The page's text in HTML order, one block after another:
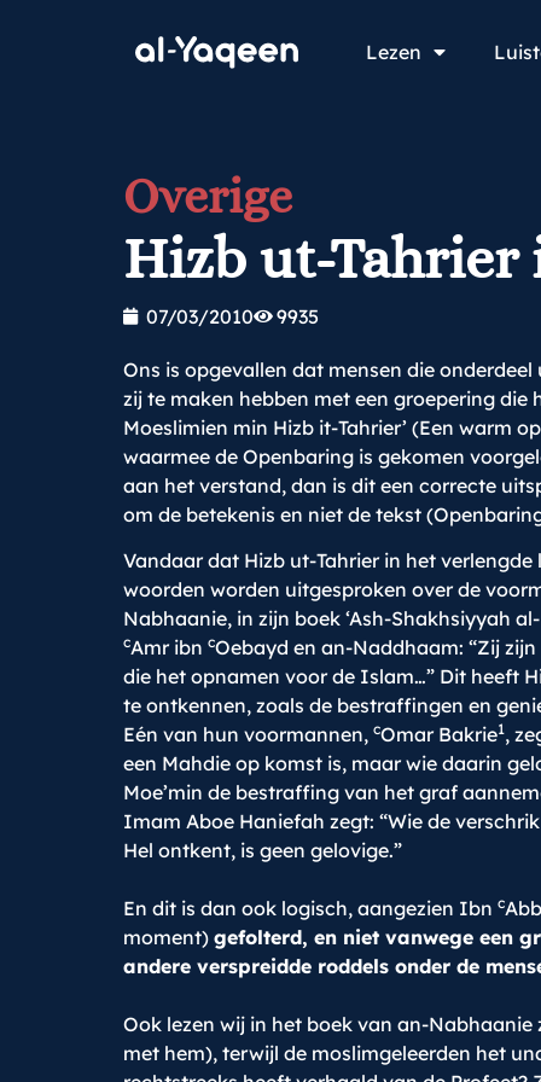
Lezen
Overige
Hizb ut-Tahrier
07/03/2010 9935
Ons is opgevallen dat mensen die
zij te maken hebben met een groepering die
Moeslimien min Hizb it-Tahrier’ (Een warm
waarmee de Openbaring is gekomen
aan het verstand, dan is dit een correcte
om de betekenis en niet de tekst
Vandaar dat Hizb ut-Tahrier in het
woorden worden uitgesproken over de
Nabhaanie, in zijn boek ‘Ash-Shakhsiyyah
cAmr ibn cOebayd en an-Naddhaam: “Zij
die het opnamen voor de Islam…” Dit heeft
te ontkennen, zoals de bestraffingen en
Eén van hun voormannen, cOmar Bakrie1,
een Mahdie op komst is, maar wie daarin
Moe’min de bestraffing van het graf
Imam Aboe Haniefah zegt: “Wie de
Hel ontkent, is geen gelovige.”
En dit is dan ook logisch, aangezien Ibn c
moment) gefolterd, en niet vanwege een
andere verspreidde roddels onder de
Ook lezen wij in het boek van an-
met hem), terwijl de moslimgeleerden het